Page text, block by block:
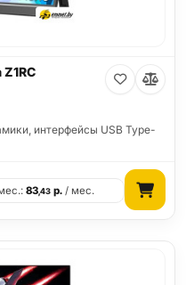
интерфейсы USB Type-
83,43 р. / мес.